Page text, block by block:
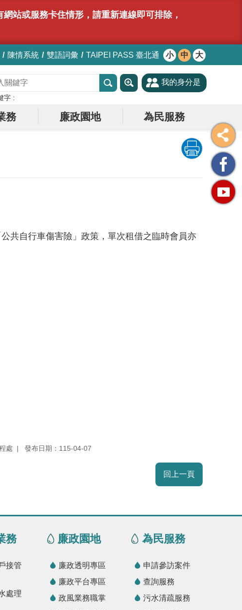
站或服務卡住情形，請重新連線即可排除，
陳情系統 雙語詞彙 TAIPEI PASS 臺北通 小 中 大
字
我的身分是
務 廉政園地 為民服務
共自行車傷害險」政策，單次租借之臨時會員亦
處 發布日期：115-04-07
回上一頁
務
接管
處理
廉政園地
廉政透明專區
廉政平台專區
政風業務職掌
為民服務
申請參訪案件
查詢服務
污水清疏服務